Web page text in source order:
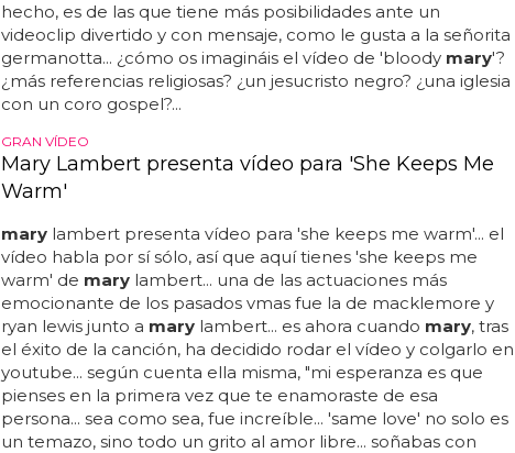
hecho, es de las que tiene más posibilidades ante un
videoclip divertido y con mensaje, como le gusta a la señorita
germanotta... ¿cómo os imagináis el vídeo de 'bloody mary'?
¿más referencias religiosas? ¿un jesucristo negro? ¿una iglesia
con un coro gospel?...
GRAN VÍDEO
Mary Lambert presenta vídeo para 'She Keeps Me
Warm'
marylambert presenta vídeo para 'she keeps me warm'... el
vídeo habla por sí sólo, así que aquí tienes 'she keeps me
warm' de marylambert... una de las actuaciones más
emocionante de los pasados vmas fue la de macklemore y
ryan lewis junto a marylambert... es ahora cuando mary, tras
el éxito de la canción, ha decidido rodar el vídeo y colgarlo en
youtube... según cuenta ella misma, "mi esperanza es que
pienses en la primera vez que te enamoraste de esa
persona... sea como sea, fue increíble... 'same love' no solo es
un temazo, sino todo un grito al amor libre... soñabas con